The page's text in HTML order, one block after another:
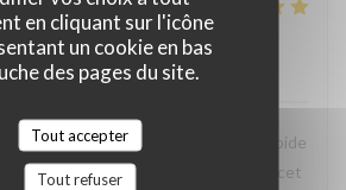
en cliquant sur l'icône
un cookie en bas
des pages du site.
Tout accepter
Tout refuser
Couverts 4
: /5 Qualité / Prix
carte avec du choix ,service rapide
prix raisonnables..merci pour cet